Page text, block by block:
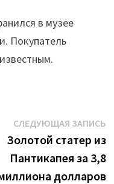
в музее
Покупатель
СЛЕДУЮЩАЯ ЗАПИСЬ
Золотой статер из
Пантикапея за 3,8
долларов